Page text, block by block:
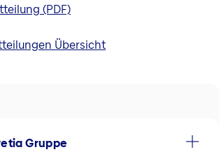
(PDF)
Übersicht
Gruppe